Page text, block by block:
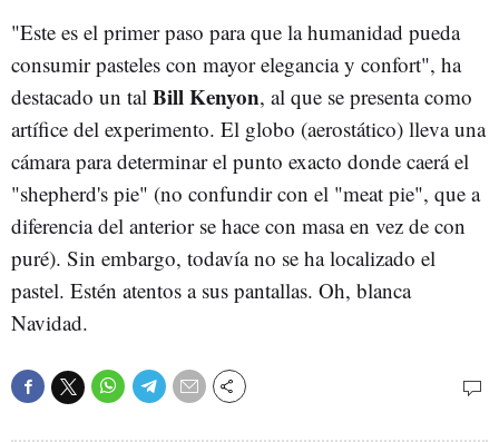
"Este es el primer paso para que la humanidad pueda
consumir pasteles con mayor elegancia y confort", ha
destacado un tal Bill Kenyon, al que se presenta como
artífice del experimento. El globo (aerostático) lleva una
cámara para determinar el punto exacto donde caerá el
"shepherd's pie" (no confundir con el "meat pie", que a
diferencia del anterior se hace con masa en vez de con
puré). Sin embargo, todavía no se ha localizado el
pastel. Estén atentos a sus pantallas. Oh, blanca
Navidad.